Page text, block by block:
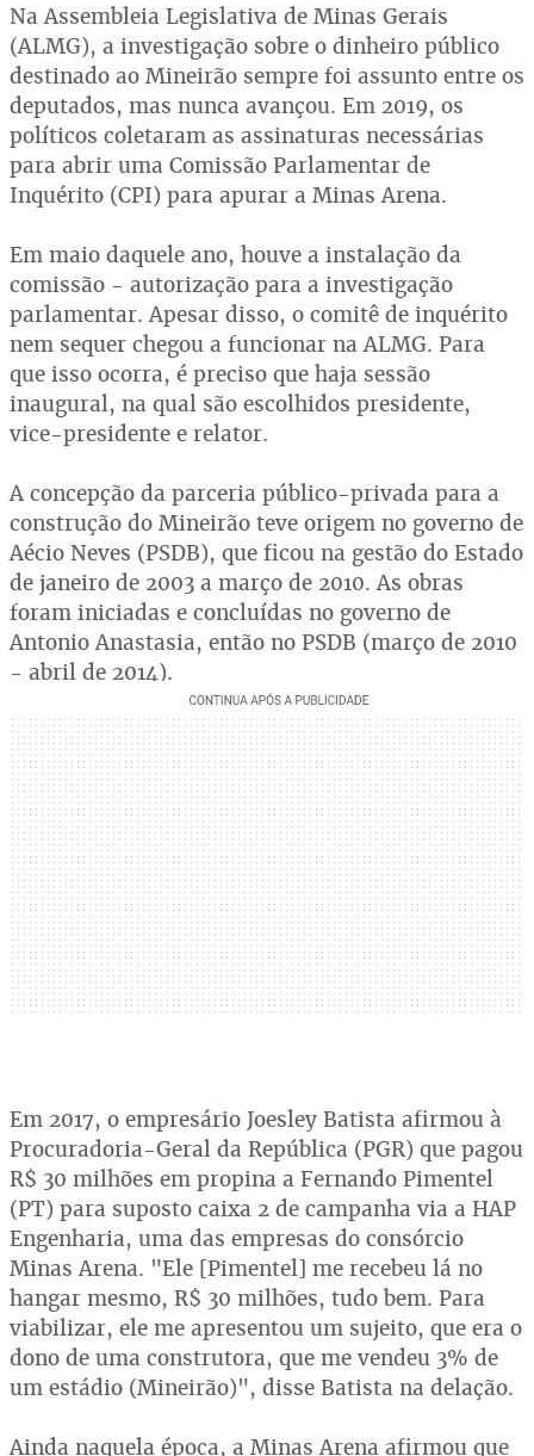
Na Assembleia Legislativa de Minas Gerais
(ALMG), a investigação sobre o dinheiro público
destinado ao Mineirão sempre foi assunto entre os
deputados, mas nunca avançou. Em 2019, os
políticos coletaram as assinaturas necessárias
para abrir uma Comissão Parlamentar de
Inquérito (CPI) para apurar a Minas Arena.
Em maio daquele ano, houve a instalação da
comissão - autorização para a investigação
parlamentar. Apesar disso, o comitê de inquérito
nem sequer chegou a funcionar na ALMG. Para
que isso ocorra, é preciso que haja sessão
inaugural, na qual são escolhidos presidente,
vice-presidente e relator.
A concepção da parceria público-privada para a
construção do Mineirão teve origem no governo de
Aécio Neves (PSDB), que ficou na gestão do Estado
de janeiro de 2003 a março de 2010. As obras
foram iniciadas e concluídas no governo de
Antonio Anastasia, então no PSDB (março de 2010
- abril de 2014).
Em 2017, o empresário Joesley Batista afirmou à
Procuradoria-Geral da República (PGR) que pagou
R$ 30 milhões em propina a Fernando Pimentel
(PT) para suposto caixa 2 de campanha via a HAP
Engenharia, uma das empresas do consórcio
Minas Arena. "Ele [Pimentel] me recebeu lá no
hangar mesmo, R$ 30 milhões, tudo bem. Para
viabilizar, ele me apresentou um sujeito, que era o
dono de uma construtora, que me vendeu 3% de
um estádio (Mineirão)", disse Batista na delação.
Ainda naquela época, a Minas Arena afirmou que